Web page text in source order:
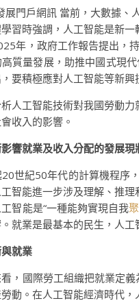
展門戶網訊 當前，大數據、
習時強調，人工智能是新
年，政府工作報告提出，
質量發展，助推中國式現
要積極應對人工智能等新興
人工智能技術對我國勞動
收入的影響。
響就業及收入分配的發展現
世紀50年代的計算機程序
智能進一步涉及理解、推
智能是“一種能夠實現自我
就業是最基本的民生，人
就業
，國際勞工組織把就業定
動。在人工智能經濟時代